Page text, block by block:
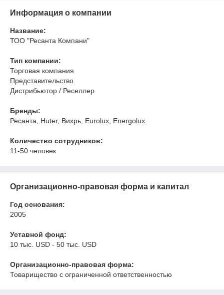
Информация о компании
Название:
ТОО "Ресанта Компани"
Тип компании:
Торговая компания
Представительство
Дистрибьютор / Реселлер
Бренды:
Ресанта, Huter, Вихрь, Eurolux, Energolux.
Количество сотрудников:
11-50 человек
Организационно-правовая форма и капитал
Год основания:
2005
Уставной фонд:
10 тыс. USD - 50 тыс. USD
Организационно-правовая форма:
Товарищество с ограниченной ответственностью